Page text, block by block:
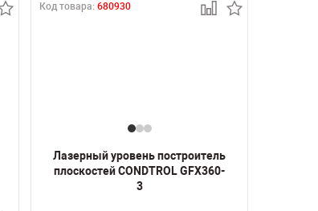
Код товара:680930
Лазерный уровень построитель
плоскостей CONDTROL GFX360-
3